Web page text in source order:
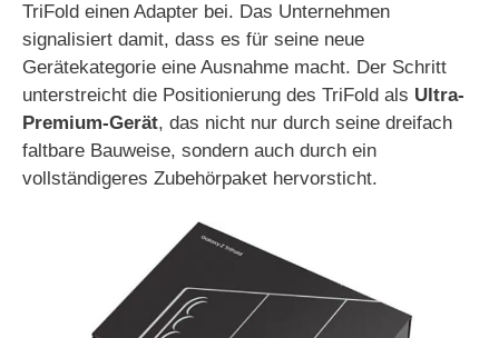
TriFold einen Adapter bei. Das Unternehmen
signalisiert damit, dass es für seine neue
Gerätekategorie eine Ausnahme macht. Der Schritt
unterstreicht die Positionierung des TriFold als Ultra-
Premium-Gerät, das nicht nur durch seine dreifach
faltbare Bauweise, sondern auch durch ein
vollständigeres Zubehörpaket hervorsticht.